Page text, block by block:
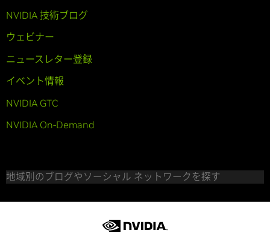
NVIDIA 技術ブログ
ウェビナー
ニュースレター登録
イベント情報
NVIDIA GTC
NVIDIA On-Demand
地域別のブログやソーシャル ネットワークを探す